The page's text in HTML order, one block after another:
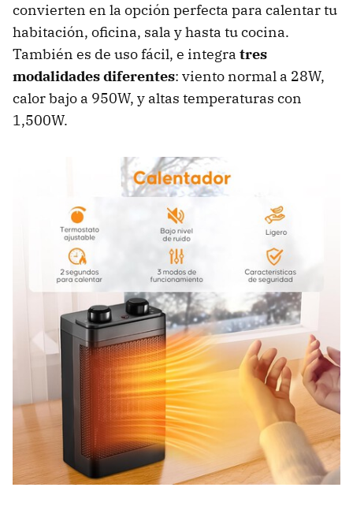
convierten en la opción perfecta para calentar tu
habitación, oficina, sala y hasta tu cocina.
También es de uso fácil, e integra tres
modalidades diferentes: viento normal a 28W,
calor bajo a 950W, y altas temperaturas con
1,500W.